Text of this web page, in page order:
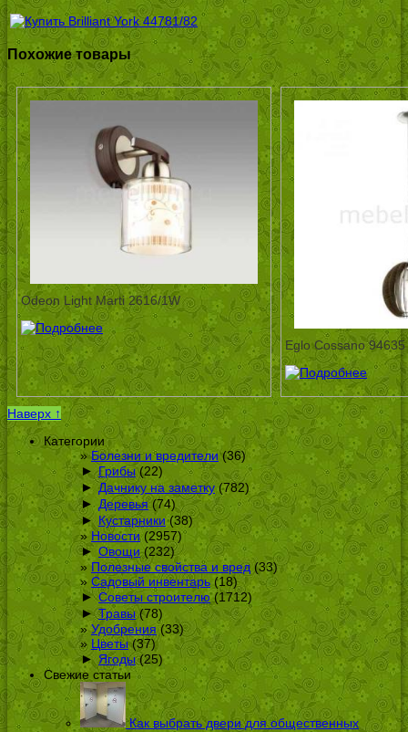
Похожие товары
Odeon Light Marti 2616/1W
Eglo Cossano 94635
Наверх ↑
Категории
Болезни и вредители(36)
► Грибы(22)
► Дачнику на заметку(782)
► Деревья(74)
► Кустарники(38)
Новости(2957)
► Овощи(232)
Полезные свойства и вред(33)
Садовый инвентарь(18)
► Советы строителю(1712)
► Травы(78)
Удобрения(33)
Цветы(37)
► Ягоды(25)
Свежие статьи
Как выбрать двери для общественных